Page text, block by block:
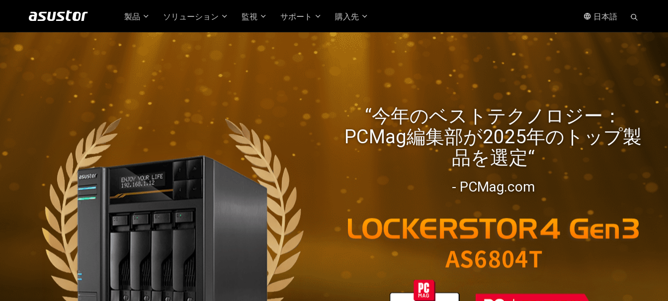
製品 ソリューション 監視 サポート 購入先 日本語
“今年のベストテクノロジー：
PCMag編集部が2025年のトップ製
品を選定“
- PCMag.com
Lockerstor 24R Pro Gen2 が、進化し
た Ryzen パフォーマンスと高速化を
実現！
高価値の2.5GbE NAS
家庭とオフィスのための信頼できる
ストレージ